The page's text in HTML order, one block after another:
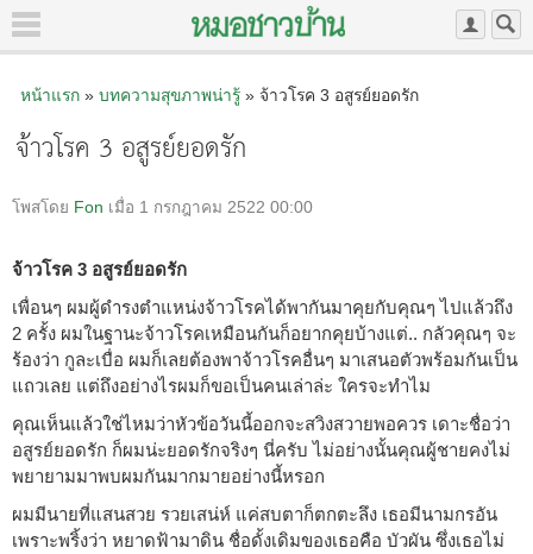
หน้าแรก» บทความสุขภาพน่ารู้» จ้าวโรค 3 อสูรย์ยอดรัก
จ้าวโรค 3 อสูรย์ยอดรัก
โพสโดย Fon เมื่อ 1 กรกฎาคม 2522 00:00
จ้าวโรค 3 อสูรย์ยอดรัก
เพื่อนๆ ผมผู้ดำรงตำแหน่งจ้าวโรคได้พากันมาคุยกับคุณๆ ไปแล้วถึง
2 ครั้ง ผมในฐานะจ้าวโรคเหมือนกันก็อยากคุยบ้างแต่.. กลัวคุณๆ จะ
ร้องว่า กูละเบื่อ ผมก็เลยต้องพาจ้าวโรคอื่นๆ มาเสนอตัวพร้อมกันเป็น
แถวเลย แต่ถึงอย่างไรผมก็ขอเป็นคนเล่าล่ะ ใครจะทำไม
คุณเห็นแล้วใช่ไหมว่าหัวข้อวันนี้ออกจะสวิงสวายพอควร เดาะชื่อว่า
อสูรย์ยอดรัก ก็ผมน่ะยอดรักจริงๆ นี่ครับ ไม่อย่างนั้นคุณผู้ชายคงไม่
พยายามมาพบผมกันมากมายอย่างนี้หรอก
ผมมีนายที่แสนสวย รวยเสน่ห์ แค่สบตาก็ตกตะลึง เธอมีนามกรอัน
เพราะพริ้งว่า หยาดฟ้ามาดิน ชื่อดั้งเดิมของเธอคือ บัวผัน ซึ่งเธอไม่